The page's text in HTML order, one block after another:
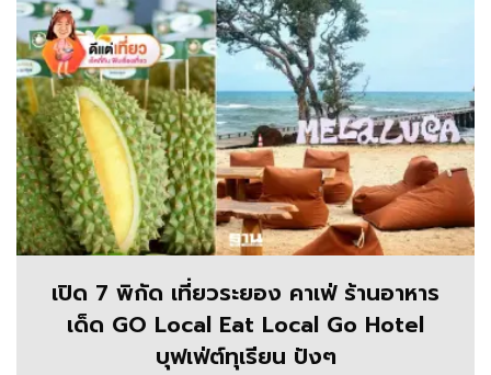
เปิด 7 พิกัด เที่ยวระยอง คาเฟ่ ร้านอาหาร
เด็ด GO Local Eat Local Go Hotel
บุฟเฟ่ต์ทุเรียน ปังๆ